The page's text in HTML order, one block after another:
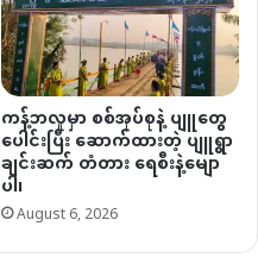
ကန့်ဘလူမှာ စစ်အုပ်စုနဲ့ ပျူတွေ
ပေါင်းပြီး ဆောက်ထားတဲ့ ပျူရွာ
ချင်းဆက် တံတား ရေစီးနဲ့မျော
ပါ၊
August 6, 2026